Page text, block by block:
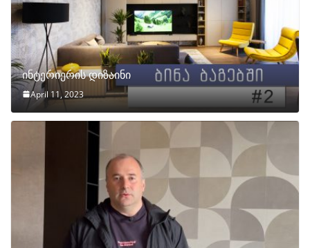
ინტერიერის დიზაინი
April 11, 2023